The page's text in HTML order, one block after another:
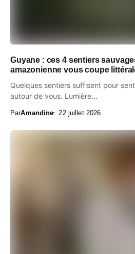
Guyane : ces 4 sentiers
amazonienne vous coupe
Quelques sentiers suffisent pour
autour de vous. Lumière...
ParAmandine 22 juillet 2026